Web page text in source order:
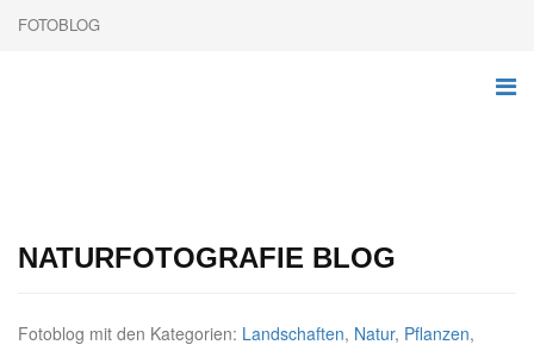
FOTOBLOG
NATURFOTOGRAFIE BLOG
Fotoblog mit den Kategorien: Landschaften, Natur, Pflanzen,